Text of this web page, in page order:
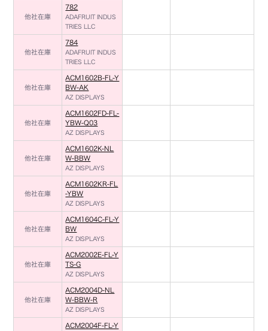
他社在庫
782
ADAFRUIT INDUS
TRIES LLC
他社在庫
784
ADAFRUIT INDUS
TRIES LLC
他社在庫
ACM1602B-FL-Y
BW-AK
AZ DISPLAYS
他社在庫
ACM1602FD-FL-
YBW-Q03
AZ DISPLAYS
他社在庫
ACM1602K-NL
W-BBW
AZ DISPLAYS
他社在庫
ACM1602KR-FL
-YBW
AZ DISPLAYS
他社在庫
ACM1604C-FL-Y
BW
AZ DISPLAYS
他社在庫
ACM2002E-FL-Y
TS-G
AZ DISPLAYS
他社在庫
ACM2004D-NL
W-BBW-R
AZ DISPLAYS
ACM2004F-FL-Y